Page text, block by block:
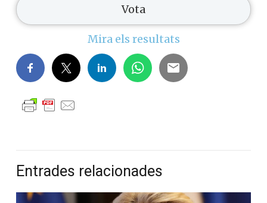
Mira els resultats
Entrades relacionades